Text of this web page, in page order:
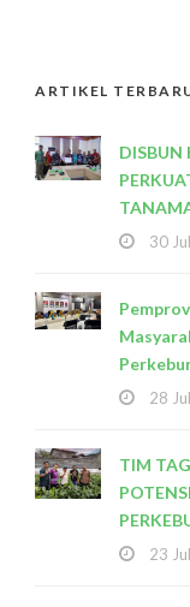
ARTIKEL
DISBUN
30
28
TIM
23